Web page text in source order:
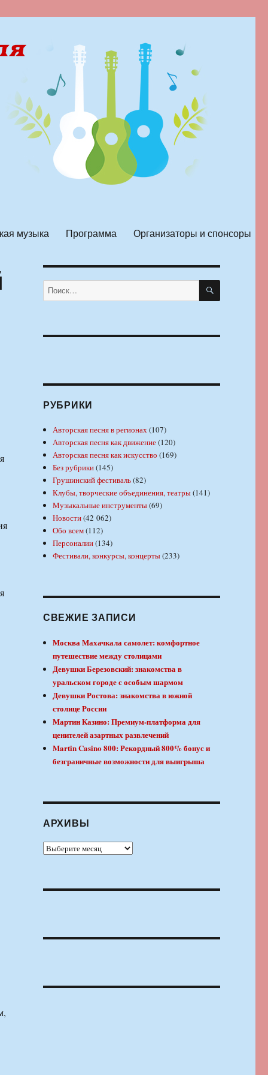
музыка Программа Организаторы и спонсоры
Искать: ПОИСК
РУБРИКИ
Авторская песня в регионах(107)
Авторская песня как движение(120)
Авторская песня как искусство (169)
Без рубрики(145)
Грушинский фестиваль(82)
Клубы, творческие объединения, театры(141)
Музыкальные инструменты(69)
Новости(42 062)
Обо всем(112)
Персоналии(134)
Фестивали, конкурсы, концерты(233)
СВЕЖИЕ ЗАПИСИ
Москва Махачкала самолет: комфортное
путешествие между столицами
Девушки Березовский: знакомства в
уральском городе с особым шармом
Девушки Ростова: знакомства в южной
столице России
Мартин Казино: Премиум-платформа для
ценителей азартных развлечений
Martin Casino 800: Рекордный 800% бонус и
безграничные возможности для выигрыша
АРХИВЫ
Архивы